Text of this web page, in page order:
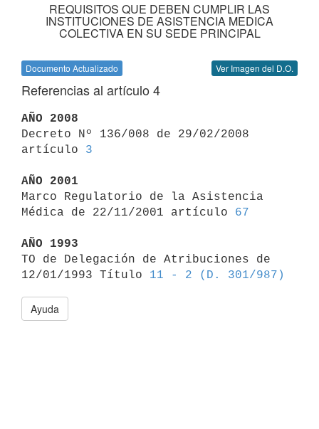
REQUISITOS QUE DEBEN CUMPLIR LAS
INSTITUCIONES DE ASISTENCIA MEDICA
COLECTIVA EN SU SEDE PRINCIPAL
Documento Actualizado Ver Imagen del D.O.
Referencias al artículo 4
AÑO 2008
Decreto Nº 136/008 de 29/02/2008
artículo 3
AÑO 2001
Marco Regulatorio de la Asistencia
Médica de 22/11/2001 artículo 67
AÑO 1993
TO de Delegación de Atribuciones de
12/01/1993 Título 11 - 2 (D. 301/987)
Ayuda